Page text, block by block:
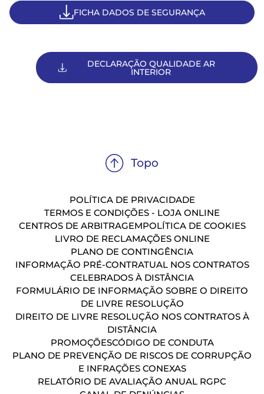
FICHA DADOS DE SEGURANÇA
DECLARAÇÃO QUALIDADE AR
INTERIOR
POLÍTICA DE PRIVACIDADE
TERMOS E CONDIÇÕES - LOJA ONLINE
CENTROS DE ARBITRAGEMPOLÍTICA DE COOKIES
LIVRO DE RECLAMAÇÕES ONLINE
PLANO DE CONTINGÊNCIA
INFORMAÇÃO PRÉ-CONTRATUAL NOS CONTRATOS
CELEBRADOS À DISTÂNCIA
FORMULÁRIO DE INFORMAÇÃO SOBRE O DIREITO
DE LIVRE RESOLUÇÃO
DIREITO DE LIVRE RESOLUÇÃO NOS CONTRATOS À
DISTÂNCIA
PROMOÇÕESCÓDIGO DE CONDUTA
PLANO DE PREVENÇÃO DE RISCOS DE CORRUPÇÃO
E INFRAÇÕES CONEXAS
RELATÓRIO DE AVALIAÇÃO ANUAL RGPC